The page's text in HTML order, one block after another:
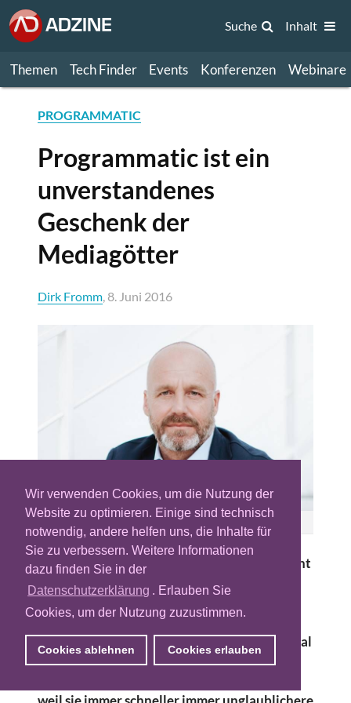
Wir verwenden Cookies, um die Nutzung der
Website zu optimieren. Einige sind technisch
notwendig, andere helfen uns, die Inhalte für
Sie zu verbessern. Weitere Informationen
dazu finden Sie in der
Datenschutzerklärung . Erlauben Sie
Cookies, um der Nutzung zuzustimmen.
Cookies ablehnen Cookies erlauben
Themen Tech Finder Events Konferenzen Webinare
Suche Inhalt
PROGRAMMATIC
Programmatic ist ein
unverstandenes
Geschenk der
Mediagötter
Dirk Fromm, 8. Juni 2016
Dirk Fromm, MediaCom
Die Programmatic Revolution muss man nicht
mögen, denn sie wird anstrengend. Für uns
Agenturen, weil wir unsere ganze
Organisation, unser Businessmodell und das
vertraute „Beratung folgt dem Deal“ zu: „Deal
folgt der Beratung“ drehen müssen. Für